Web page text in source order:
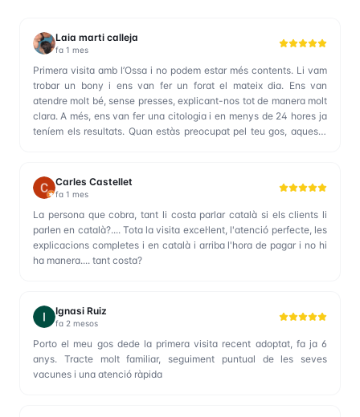
Laia marti calleja
fa 1 mes
Primera visita amb l’Ossa i no podem estar més contents. Li vam
trobar un bony i ens van fer un forat el mateix dia. Ens van
atendre molt bé, sense presses, explicant-nos tot de manera molt
clara. A més, ens van fer una citologia i en menys de 24 hores ja
teníem els resultats. Quan estàs preocupat pel teu gos, aquesta
Carles Castellet
fa 1 mes
La persona que cobra, tant li costa parlar català si els clients li
parlen en català?.... Tota la visita excel·lent, l'atenció perfecte, les
explicacions completes i en català i arriba l'hora de pagar i no hi
ha manera.... tant costa?
Ignasi Ruiz
fa 2 mesos
Porto el meu gos dede la primera visita recent adoptat, fa ja 6
anys. Tracte molt familiar, seguiment puntual de les seves
vacunes i una atenció ràpida